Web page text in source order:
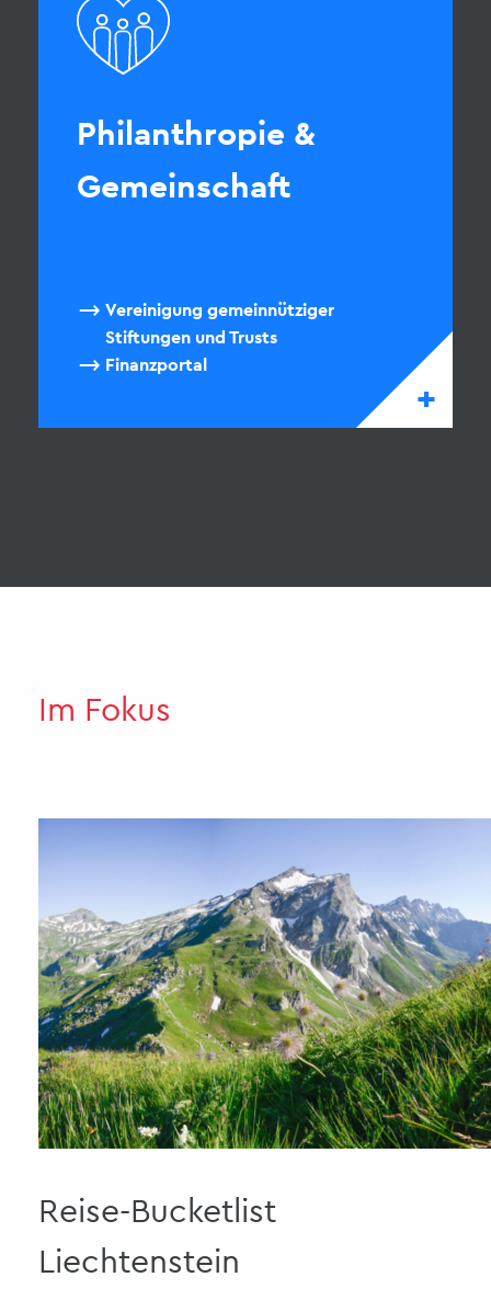
Philanthropie &
Gemeinschaft
Vereinigung gemeinnütziger
Stiftungen und Trusts
Finanzportal
+
Im Fokus
Reise-Bucketlist
Liechtenstein